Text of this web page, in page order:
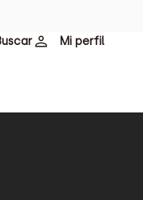
Mi perfil